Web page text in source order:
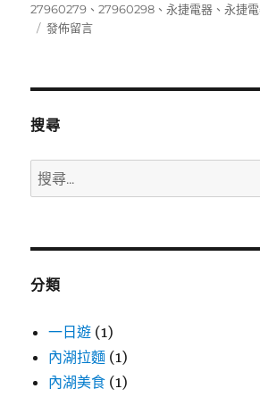
佈
日
類
籤
27960279 、27960298 、永捷電器 、永捷
在
發佈留言
搜尋
搜
尋
鍵
分類
一日遊 (1)
內湖拉麵 (1)
內湖美食 (1)